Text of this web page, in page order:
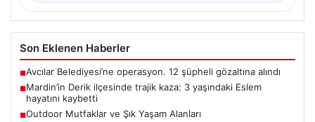
Son Eklenen Haberler
■Avcılar Belediyesi’ne operasyon. 12 şüpheli gözaltına alındı
■Mardin’in Derik ilçesinde trajik kaza: 3 yaşındaki Eslem
hayatını kaybetti
■Outdoor Mutfaklar ve Şık Yaşam Alanları